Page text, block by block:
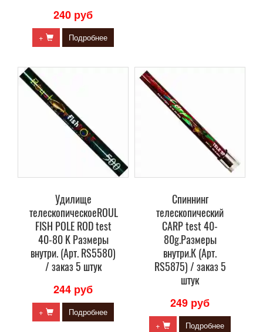
240 руб
+ Подробнее
Удилище
телескопическоеROUL
FISH POLE ROD test
40-80 K Размеры
внутри. (Арт. RS5580)
/ заказ 5 штук
244 руб
+ Подробнее
Спиннинг
телескопический
CARP test 40-
80g.Размеры
внутри.К (Арт.
RS5875) / заказ 5
штук
249 руб
+ Подробнее